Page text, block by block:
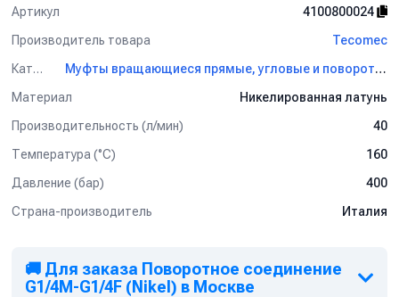
Никелированная латунь обеспечивает долговечность,
Прочная конструкция гарантирует надёжную
эксплуатацию даже в интенсивных условиях.
Поворотное соединение G1/4M–G1/4F (никелированная
латунь) — надёжное и долговечное решение для систем
высокого давления!
Артикул
4100800024
Производитель товара
Tecomec
Категория
Муфты вращающиеся прямые, угловые и поворотные соединения для консолей Tecomec
Материал
Никелированная латунь
Производительность (л/мин)
40
Температура (°C)
160
Давление (бар)
400
Страна-производитель
Италия
🚚 Для заказа Поворотное соединение
G1/4M-G1/4F (Nikel) в Москве